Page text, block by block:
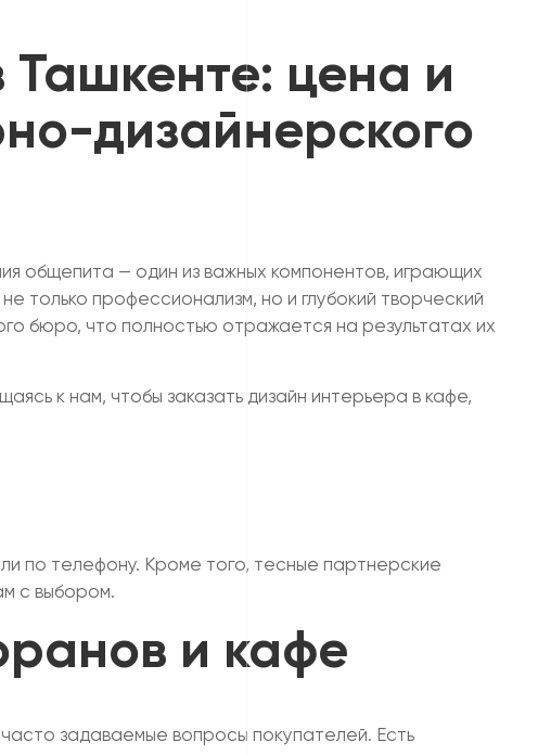
Ташкенте: цена и
дизайнерского
общепита — один из важных компонентов, играющих
только профессионализм, но и глубокий творческий
бюро, что полностью отражается на результатах их
к нам, чтобы заказать дизайн интерьера в кафе,
по телефону. Кроме того, тесные партнерские
с выбором.
и кафе
задаваемые вопросы покупателей. Есть